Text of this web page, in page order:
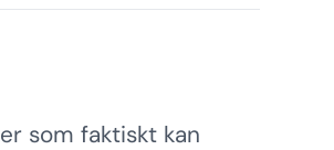
som faktiskt kan